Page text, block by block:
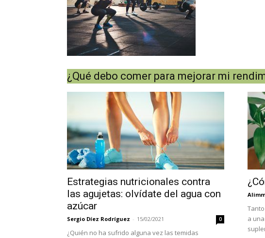
¿Qué debo comer para mejorar mi
Estrategias nutricionales contra
las agujetas: olvídate del agua con
azúcar
Sergio Díez Rodríguez - 15/02/2021 0
¿Quién no ha sufrido alguna vez las temidas
a